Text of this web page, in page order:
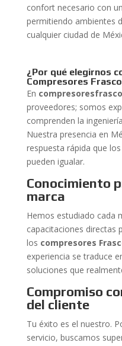
confort necesario con
permitiendo ambientes
cualquier ciudad de
¿Por qué elegirnos
Compresores
En
proveedores; somos
comprenden la
Nuestra presencia en
respuesta rápida que
pueden igualar.
Conocimiento
marca
Hemos estudiado cada
capacitaciones directas
los compresores
experiencia se traduce
soluciones que
Compromiso
del cliente
Tu éxito es el nuestro.
servicio, buscamos